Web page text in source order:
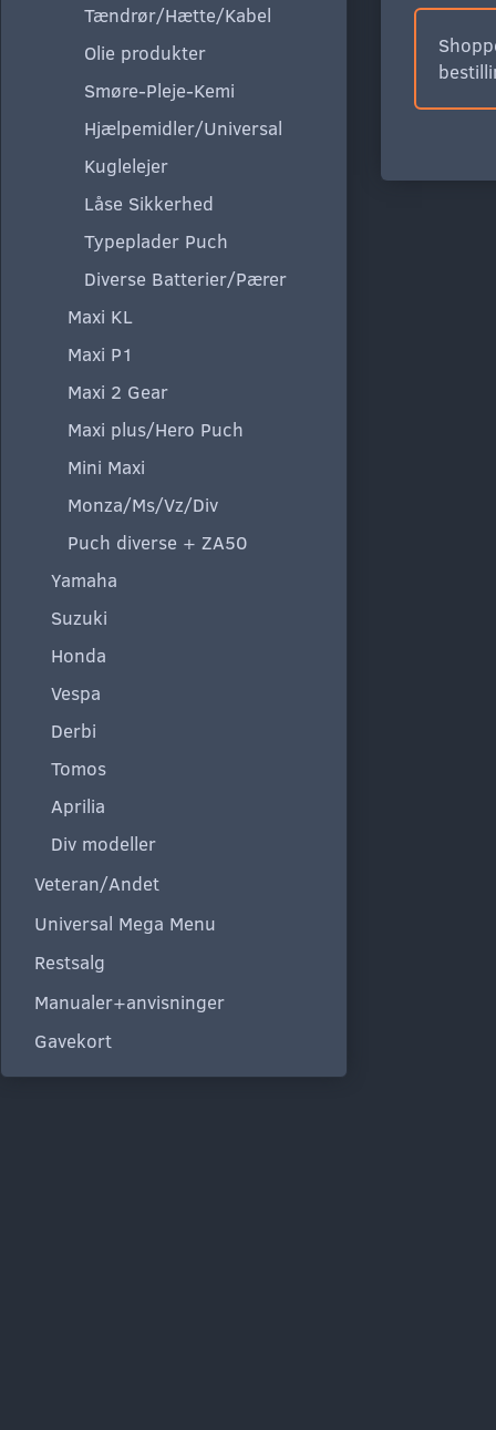
Tændrør/Hætte/Kabel
Olie produkter
Smøre-Pleje-Kemi
Hjælpemidler/Universal
Kuglelejer
Låse Sikkerhed
Typeplader Puch
Diverse Batterier/Pærer
Maxi KL
Maxi P1
Maxi 2 Gear
Maxi plus/Hero Puch
Mini Maxi
Monza/Ms/Vz/Div
Puch diverse + ZA50
Yamaha
Suzuki
Honda
Vespa
Derbi
Tomos
Aprilia
Div modeller
Veteran/Andet
Universal Mega Menu
Restsalg
Manualer+anvisninger
Gavekort